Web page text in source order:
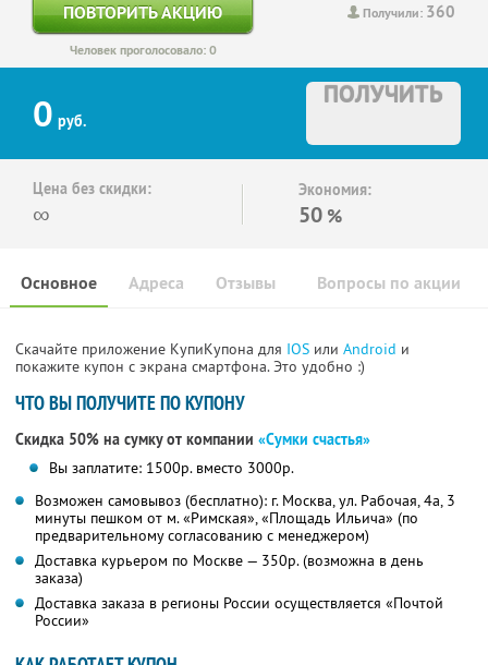
Получили: 360
ПОВТОРИТЬ АКЦИЮ
Человек проголосовало: 0
0 руб.
ПОЛУЧИТЬ
Цена без скидки:
∞
Экономия:
50 %
Основное Отзывы Вопросы по акции
Адреса
Скачайте приложение КупиКупона для IOS или Android и
покажите купон с экрана смартфона. Это удобно :)
ЧТО ВЫ ПОЛУЧИТЕ ПО КУПОНУ
Скидка 50% на сумку от компании «Сумки счастья»
Вы заплатите: 1500р. вместо 3000р.
Возможен самовывоз (бесплатно): г. Москва, ул. Рабочая, 4а, 3
минуты пешком от м. «Римская», «Площадь Ильича» (по
предварительному согласованию с менеджером)
Доставка курьером по Москве — 350р. (возможна в день
заказа)
Доставка заказа в регионы России осуществляется «Почтой
России»